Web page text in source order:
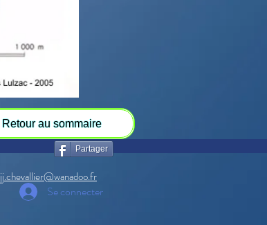
Retour au sommaire
Partager
jj.chevallier@wanadoo.fr
Se connecter